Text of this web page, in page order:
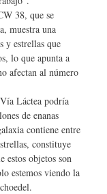
38, que se
muestra una
y estrellas que
lo que apunta a
afectan al número
Láctea podría
de enanas
contiene entre
constituye
estos objetos son
estemos viendo la